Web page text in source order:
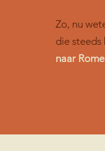
Zo, nu
die
naar Rome